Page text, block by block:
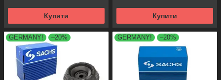
Купити Купити
GERMANY! –20% GERMANY! –20%